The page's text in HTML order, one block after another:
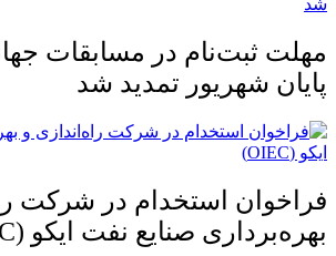
مهلت ثبت‌نام در مسابقات
پایان شهریور تمدید شد
فراخوان استخدام در شرکت
بهره‌برداری صنایع نفت ایکو (OIEC)